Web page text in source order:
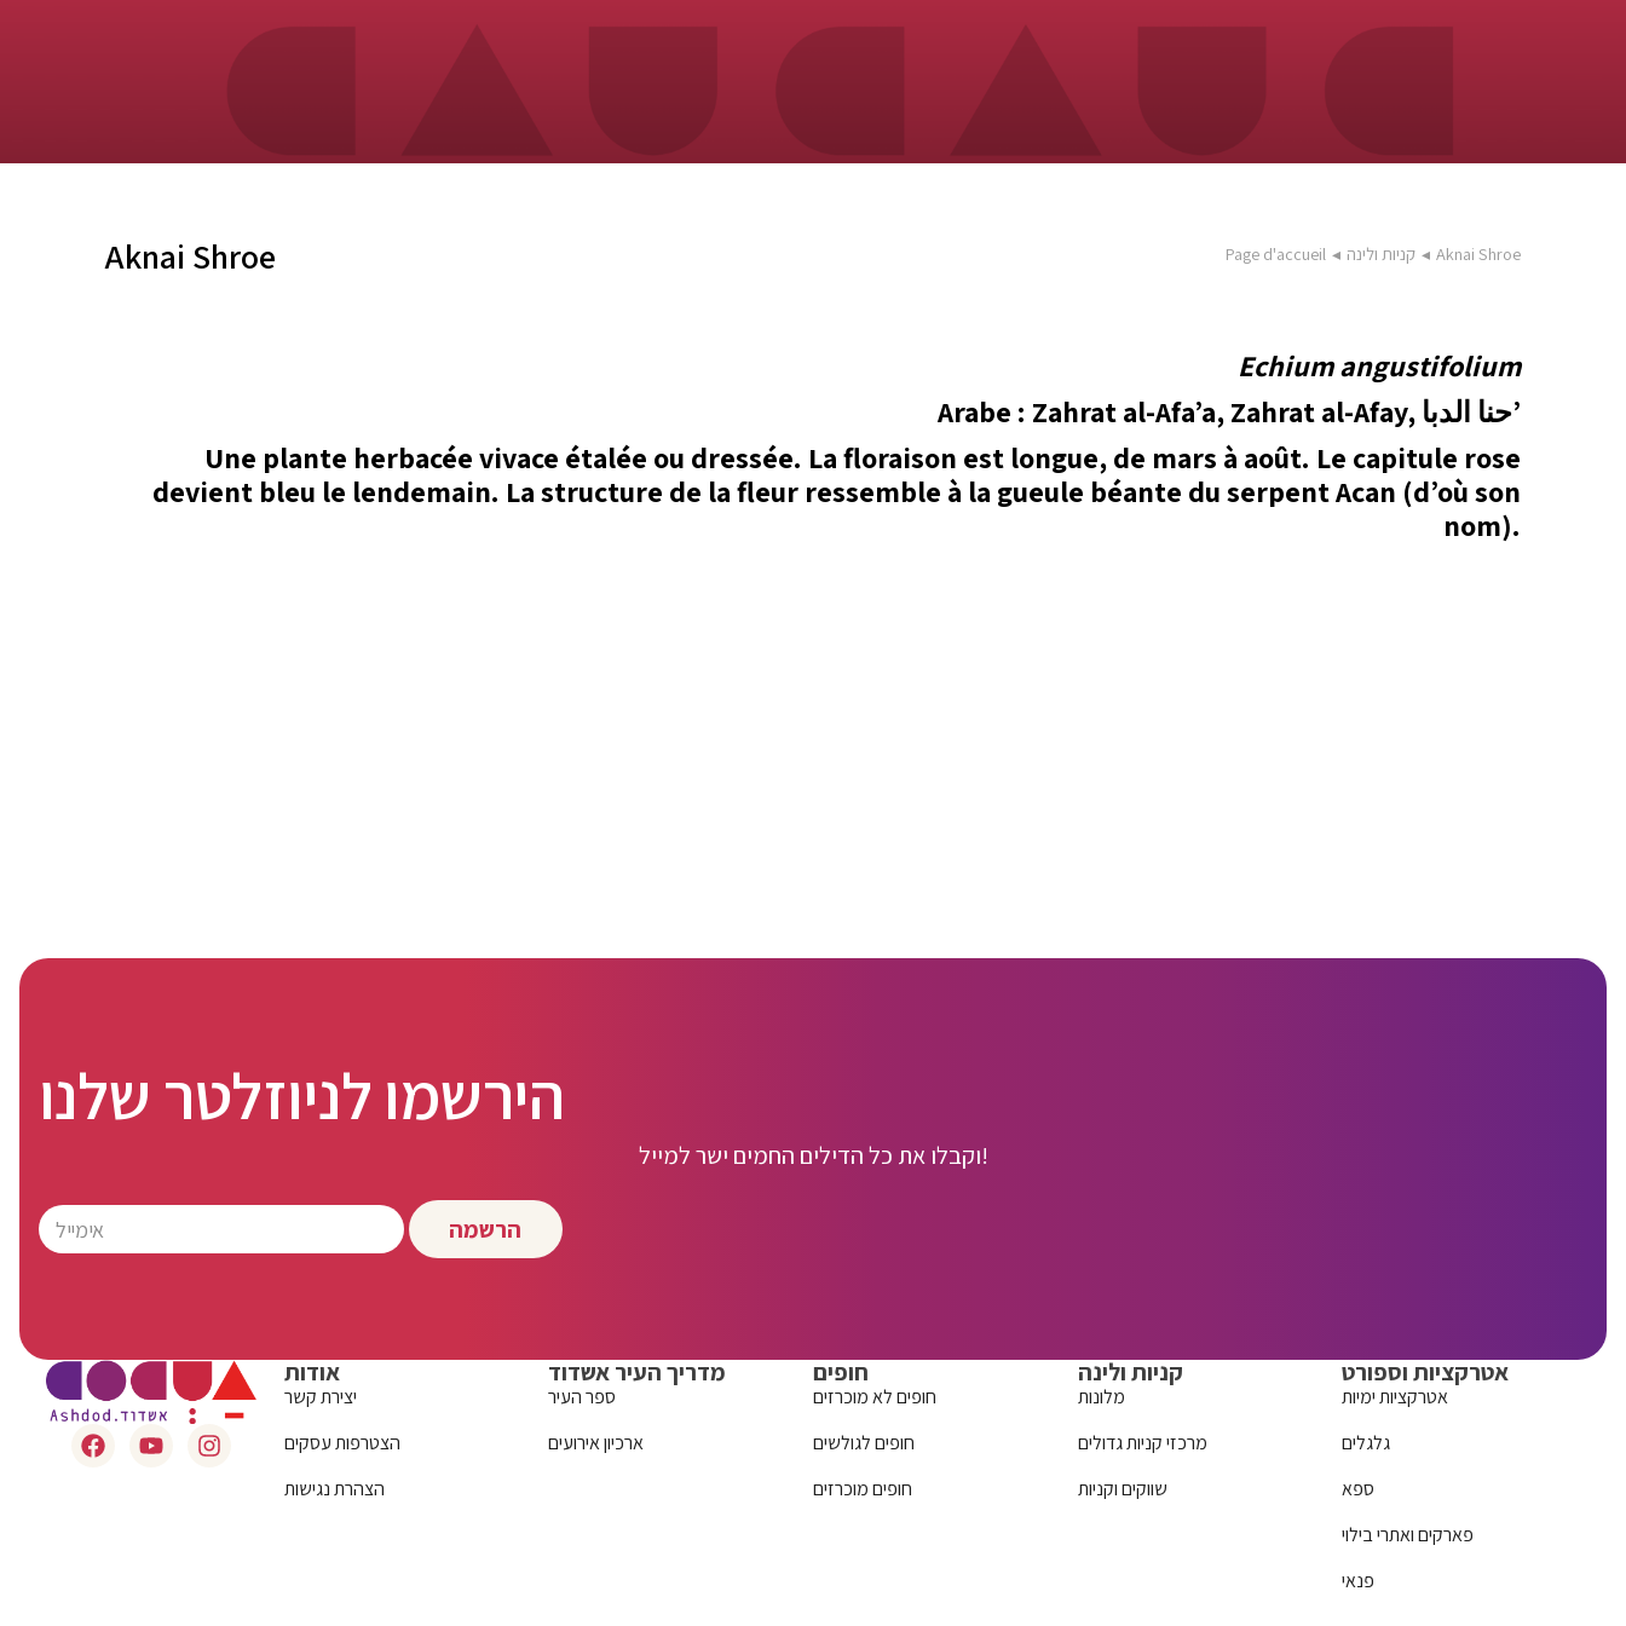
Aknai Shroe Page d'accueil ◂ קניות ולינה ◂ Aknai Shroe
Echium angustifolium
Arabe : Zahrat al-Afa’a, Zahrat al-Afay, حنا الدبا’
Une plante herbacée vivace étalée ou dressée. La floraison est longue, de mars à août. Le capitule rose
devient bleu le lendemain. La structure de la fleur ressemble à la gueule béante du serpent Acan (d’où son
nom).
הירשמו לניוזלטר שלנו
וקבלו את כל הדילים החמים ישר למייל!
הרשמה
אודות
יצירת קשר
הצטרפות עסקים
הצהרת נגישות
מדריך העיר אשדוד
ספר העיר
ארכיון אירועים
חופים
חופים לא מוכרזים
חופים לגולשים
חופים מוכרזים
קניות ולינה
מלונות
מרכזי קניות גדולים
שווקים וקניות
אטרקציות וספורט
אטרקציות ימיות
גלגלים
ספא
פארקים ואתרי בילוי
פנאי